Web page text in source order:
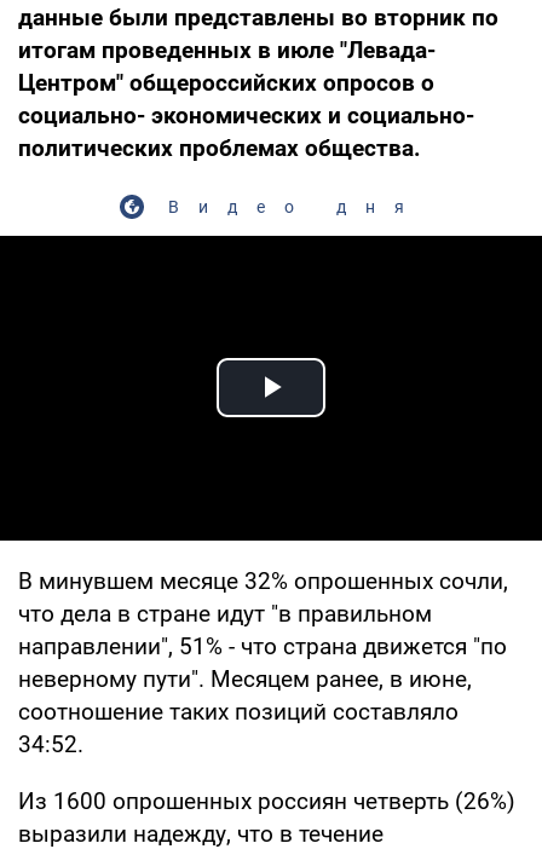
данные были представлены во вторник по
итогам проведенных в июле "Левада-
Центром" общероссийских опросов о
социально- экономических и социально-
политических проблемах общества.
Видео дня
Play Video
В минувшем месяце 32% опрошенных сочли,
что дела в стране идут "в правильном
направлении", 51% - что страна движется "по
неверному пути". Месяцем ранее, в июне,
соотношение таких позиций составляло
34:52.
Из 1600 опрошенных россиян четверть (26%)
выразили надежду, что в течение